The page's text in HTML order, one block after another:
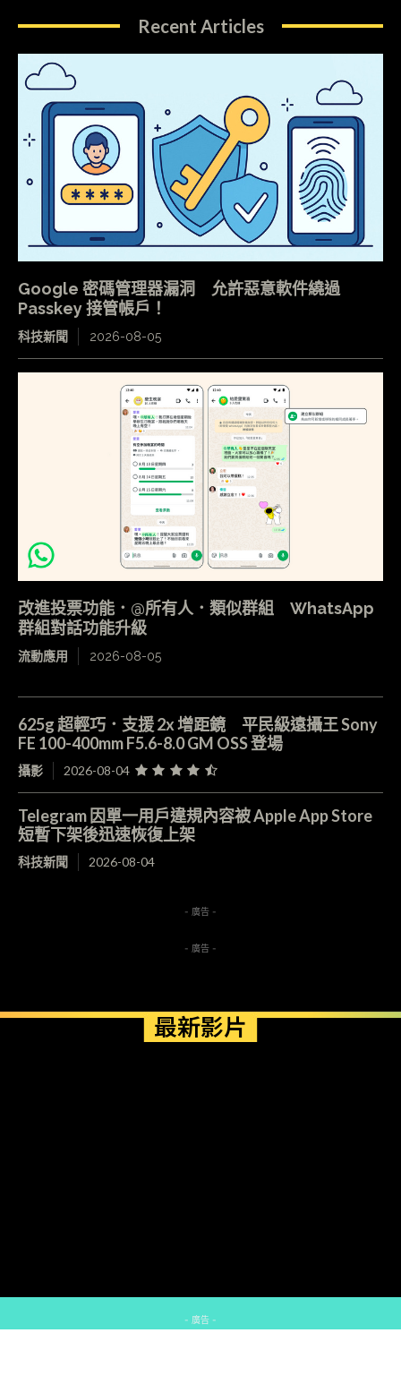
Recent Articles
Google 密碼管理器漏洞 允許惡意軟件繞過
Passkey 接管帳戶！
科技新聞 2026-08-05
改進投票功能．@所有人．類似群組 WhatsApp
群組對話功能升級
流動應用 2026-08-05
625g 超輕巧．支援 2x 增距鏡 平民級遠攝王 Sony
FE 100-400mm F5.6-8.0 GM OSS 登場
攝影 2026-08-04
Telegram 因單一用戶違規內容被 Apple App Store
短暫下架後迅速恢復上架
科技新聞 2026-08-04
- 廣告 -
- 廣告 -
最新影片
- 廣告 -